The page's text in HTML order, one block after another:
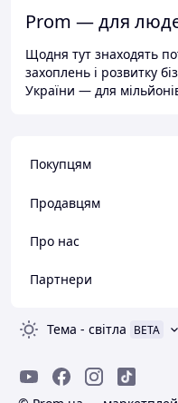
Prom — для
Щодня тут знаходять
захоплень і розвитку
України — для
Покупцям
Продавцям
Про нас
Партнери
Тема - світла BETA